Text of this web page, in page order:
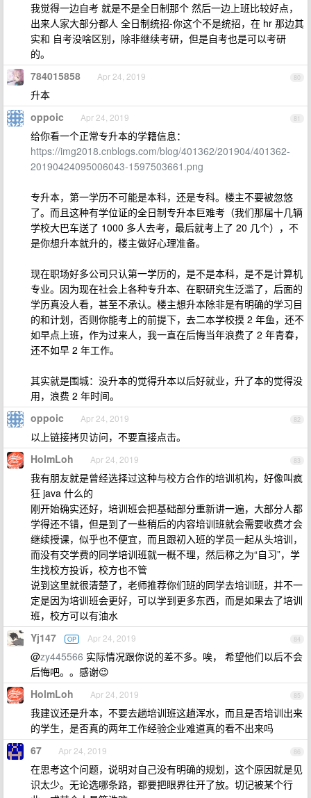
我觉得一边自考 就是不是全日制那个 然后一边上班比较好点，
出来人家大部分都人 全日制统招-你这个不是统招，在 hr 那边其
实和 自考没啥区别，除非继续考研，但是自考也是可以考研
的。
80
784015858 Apr 24, 2019
升本
81
oppoic Apr 24, 2019
给你看一个正常专升本的学籍信息：
https://img2018.cnblogs.com/blog/401362/201904/401362-
20190424095006043-1597503661.png
专升本，第一学历不可能是本科，还是专科。楼主不要被忽悠
了。而且这种有学位证的全日制专升本巨难考（我们那届十几辆
学校大巴车送了 1000 多人去考，最后就考上了 20 几个），不
是你想升本就升的，楼主做好心理准备。
现在职场好多公司只认第一学历的，是不是本科，是不是计算机
专业。因为现在社会上各种专升本、在职研究生泛滥了，后面的
学历真没人看，甚至不承认。楼主想升本除非是有明确的学习目
的和计划，否则你能考上的前提下，去二本学校摸 2 年鱼，还不
如早点上班，作为过来人，我一直在后悔当年浪费了 2 年青春，
还不如早 2 年工作。
其实就是围城：没升本的觉得升本以后好就业，升了本的觉得没
用，浪费 2 年时间。
82
oppoic Apr 24, 2019
以上链接拷贝访问，不要直接点击。
83
HolmLoh Apr 24, 2019
我有朋友就是曾经选择过这种与校方合作的培训机构，好像叫疯
狂 java 什么的
刚开始确实还好，培训班会把基础部分重新讲一遍，大部分人都
学得还不错，但是到了一些稍后的内容培训班就会需要收费才会
继续授课，似乎也不便宜，而且跟初入班的学员一起从头培训，
而没有交学费的同学培训班就一概不理，然后称之为“自习”，学
生找校方投诉，校方也不管
说到这里就很清楚了，老师推荐你们班的同学去培训班，并不一
定是因为培训班会更好，可以学到更多东西，而是如果去了培训
班，校方可以有油水
84
Yj147 OP Apr 24, 2019
@zy445566 实际情况跟你说的差不多。唉， 希望他们以后不会
后悔吧。。感谢😉
85
HolmLoh Apr 24, 2019
我建议还是升本，不要去趟培训班这趟浑水，而且是否培训出来
的学生，是否真的两年工作经验企业难道真的看不出来吗
86
67 Apr 24, 2019
在思考这个问题，说明对自己没有明确的规划，这个原因就是见
识太少。无论选哪条路，都要把眼界往开了放。切记被某个行